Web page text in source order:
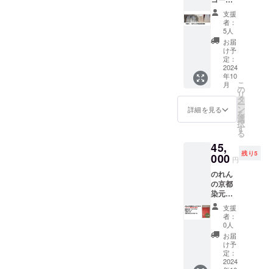
送りさ
せてい
ただき
ます。
をセッ
トにし
ており
ます。
自分が
起業し
て半年
が経っ
た頃に
『自分
生きる
ため
「心の
ものさ
し」を
手にい
れよ
う』が
心に刺
さりま
した。
工芸を
知って
もらう
ため
この機
会をご
活用い
ただ
き、ビ
ジネス
の可能
性を一
緒に広
げま
う。
めされ
た、シ
ルク
100％の
スカー
フで
す。金
魚の尾
ひれの
ような
が特徴
的で、
インと
なって
いま
す。サ
イズは
約45
cm x
180 cm
です​
ト、尾
州桧、
一部に
榀合板
を使用
して作
られま
した。
サイズ
は
9cm×9
換が容
易にで
うに後
ろ板が
外れる
設計と
なって
いま
す。手
待ちの
創作が7
個も作
会社
Qretho
nのス
テッ
カー
（ス
テッ
カーサ
イズ：
約
50mm×
ステッ
カー
（ス
テッ
カーサ
イズ：
約
50mm×
50mm
） 染元
しょう
び苑さ
まよ
ス ４
０，０
００円
監修：
三浦耀
山×週末
工芸
プロト
タイプ
の週末
工芸
サービ
スで実
キット
を送付
させて
いただ
き仏像
を彫っ
ていた
だきま
す。 特
限定コ
ミュニ
ティに
入って
支援
者：
5人
お届
け予
定：
2024
年10
月
詳細を見る
こ
の
リ
タ
ー
ン
を
選
択
す
る
45,
000 円
残り5
のれん
の京都
染元
しょう
び苑
さま ・
感謝の
れん
（うぐ
いす
支援
者：
0人
お届
け予
定：
2024